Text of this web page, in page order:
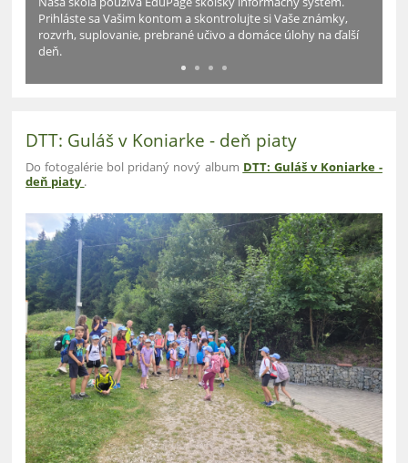
Snažíme sa na tejto stránke poskytovať čo najaktuálnejšie
informácie. Pre viac informácií prosím prezrite si sekciu
Novinky.
DTT: Guláš v Koniarke - deň piaty
Do fotogalérie bol pridaný nový album DTT: Guláš v Koniarke -
deň piaty.